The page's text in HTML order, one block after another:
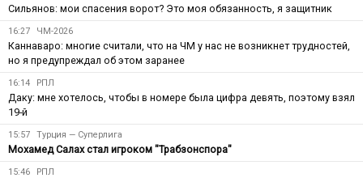
Сильянов: мои спасения ворот? Это моя обязанность, я защитник
16:27 ЧМ-2026
Каннаваро: многие считали, что на ЧМ у нас не возникнет трудностей,
но я предупреждал об этом заранее
16:14 РПЛ
Даку: мне хотелось, чтобы в номере была цифра девять, поэтому взял
19-й
15:57 Турция — Суперлига
Мохамед Салах стал игроком "Трабзонспора"
15:46 РПЛ